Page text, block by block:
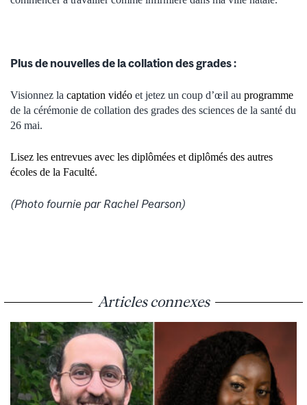
Plus de nouvelles de la collation des grades :
Visionnez la captation vidéo et jetez un coup d’œil au programme
de la cérémonie de collation des grades des sciences de la santé du
26 mai.
Lisez les entrevues avec les diplômées et diplômés des autres
écoles de la Faculté.
(Photo fournie par Rachel Pearson)
Articles connexes